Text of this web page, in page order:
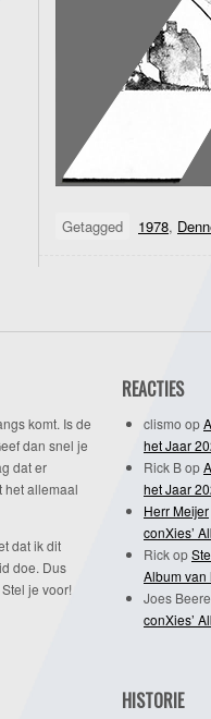
Getagged 1978,
komt. Is de
dan snel je
dat er
het allemaal
dat ik dit
doe. Dus
je voor!
REACTIES
clismo op
het Jaar
Rick Bop
het Jaar
Herr Meijer
conXies’
Rickop
Album van
Joes
conXies’
HISTORIE